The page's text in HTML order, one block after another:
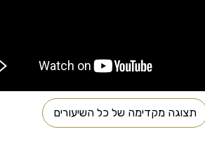
תצוגה מקדימה של כל השיעורים